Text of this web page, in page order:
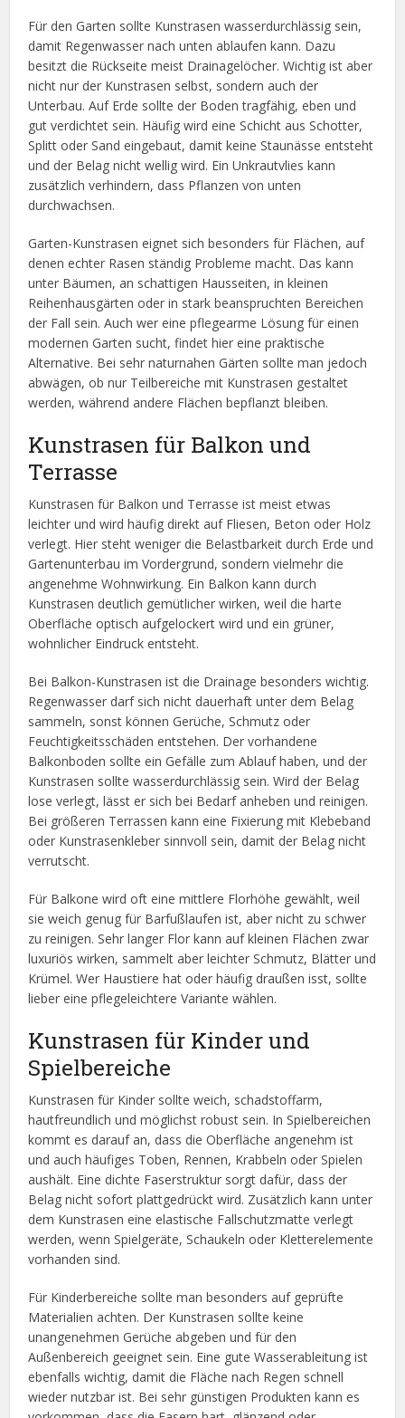
Für den Garten sollte Kunstrasen wasserdurchlässig sein,
damit Regenwasser nach unten ablaufen kann. Dazu
besitzt die Rückseite meist Drainagelöcher. Wichtig ist aber
nicht nur der Kunstrasen selbst, sondern auch der
Unterbau. Auf Erde sollte der Boden tragfähig, eben und
gut verdichtet sein. Häufig wird eine Schicht aus Schotter,
Splitt oder Sand eingebaut, damit keine Staunässe entsteht
und der Belag nicht wellig wird. Ein Unkrautvlies kann
zusätzlich verhindern, dass Pflanzen von unten
durchwachsen.
Garten-Kunstrasen eignet sich besonders für Flächen, auf
denen echter Rasen ständig Probleme macht. Das kann
unter Bäumen, an schattigen Hausseiten, in kleinen
Reihenhausgärten oder in stark beanspruchten Bereichen
der Fall sein. Auch wer eine pflegearme Lösung für einen
modernen Garten sucht, findet hier eine praktische
Alternative. Bei sehr naturnahen Gärten sollte man jedoch
abwägen, ob nur Teilbereiche mit Kunstrasen gestaltet
werden, während andere Flächen bepflanzt bleiben.
Kunstrasen für Balkon und
Terrasse
Kunstrasen für Balkon und Terrasse ist meist etwas
leichter und wird häufig direkt auf Fliesen, Beton oder Holz
verlegt. Hier steht weniger die Belastbarkeit durch Erde und
Gartenunterbau im Vordergrund, sondern vielmehr die
angenehme Wohnwirkung. Ein Balkon kann durch
Kunstrasen deutlich gemütlicher wirken, weil die harte
Oberfläche optisch aufgelockert wird und ein grüner,
wohnlicher Eindruck entsteht.
Bei Balkon-Kunstrasen ist die Drainage besonders wichtig.
Regenwasser darf sich nicht dauerhaft unter dem Belag
sammeln, sonst können Gerüche, Schmutz oder
Feuchtigkeitsschäden entstehen. Der vorhandene
Balkonboden sollte ein Gefälle zum Ablauf haben, und der
Kunstrasen sollte wasserdurchlässig sein. Wird der Belag
lose verlegt, lässt er sich bei Bedarf anheben und reinigen.
Bei größeren Terrassen kann eine Fixierung mit Klebeband
oder Kunstrasenkleber sinnvoll sein, damit der Belag nicht
verrutscht.
Für Balkone wird oft eine mittlere Florhöhe gewählt, weil
sie weich genug für Barfußlaufen ist, aber nicht zu schwer
zu reinigen. Sehr langer Flor kann auf kleinen Flächen zwar
luxuriös wirken, sammelt aber leichter Schmutz, Blätter und
Krümel. Wer Haustiere hat oder häufig draußen isst, sollte
lieber eine pflegeleichtere Variante wählen.
Kunstrasen für Kinder und
Spielbereiche
Kunstrasen für Kinder sollte weich, schadstoffarm,
hautfreundlich und möglichst robust sein. In Spielbereichen
kommt es darauf an, dass die Oberfläche angenehm ist
und auch häufiges Toben, Rennen, Krabbeln oder Spielen
aushält. Eine dichte Faserstruktur sorgt dafür, dass der
Belag nicht sofort plattgedrückt wird. Zusätzlich kann unter
dem Kunstrasen eine elastische Fallschutzmatte verlegt
werden, wenn Spielgeräte, Schaukeln oder Kletterelemente
vorhanden sind.
Für Kinderbereiche sollte man besonders auf geprüfte
Materialien achten. Der Kunstrasen sollte keine
unangenehmen Gerüche abgeben und für den
Außenbereich geeignet sein. Eine gute Wasserableitung ist
ebenfalls wichtig, damit die Fläche nach Regen schnell
wieder nutzbar ist. Bei sehr günstigen Produkten kann es